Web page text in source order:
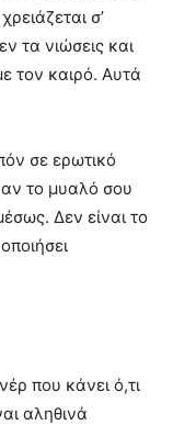
σ’
τα νιώσεις και
τον καιρό. Αυτά
σε ερωτικό
αν το μυαλό σου
Δεν είναι το
που κάνει ό,τι
αληθινά